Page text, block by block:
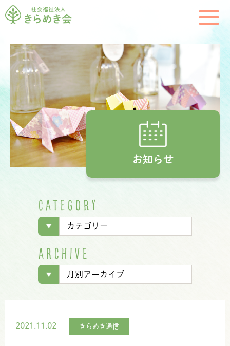
お知らせ
CAT E G O RY
AR C HIV E
2021.11.02 きらめき通信